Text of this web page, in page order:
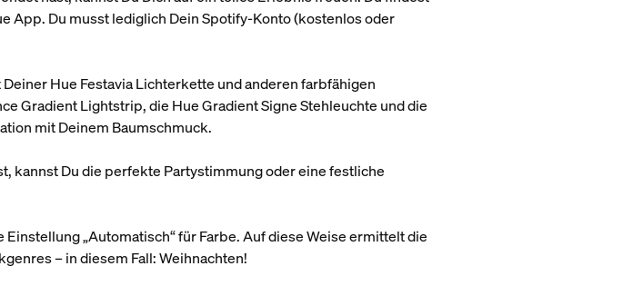
App. Du musst lediglich Dein Spotify-Konto (kostenlos oder
Deiner Hue Festavia Lichterkette und anderen farbfähigen
Gradient Lightstrip, die Hue Gradient Signe Stehleuchte und die
mit Deinem Baumschmuck.
kannst Du die perfekte Partystimmung oder eine festliche
„Automatisch“ für Farbe. Auf diese Weise ermittelt die
– in diesem Fall: Weihnachten!